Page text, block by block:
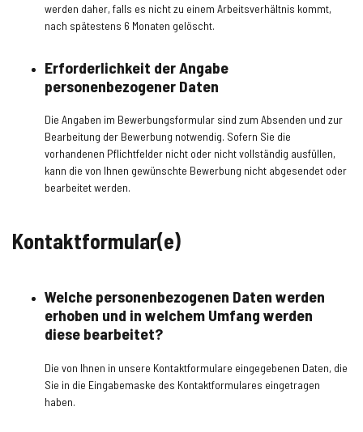
werden daher, falls es nicht zu einem Arbeitsverhältnis kommt,
nach spätestens 6 Monaten gelöscht.
Erforderlichkeit der Angabe
personenbezogener Daten
Die Angaben im Bewerbungsformular sind zum Absenden und zur
Bearbeitung der Bewerbung notwendig. Sofern Sie die
vorhandenen Pflichtfelder nicht oder nicht vollständig ausfüllen,
kann die von Ihnen gewünschte Bewerbung nicht abgesendet oder
bearbeitet werden.
Kontaktformular(e)
Welche personenbezogenen Daten werden
erhoben und in welchem Umfang werden
diese bearbeitet?
Die von Ihnen in unsere Kontaktformulare eingegebenen Daten, die
Sie in die Eingabemaske des Kontaktformulares eingetragen
haben.